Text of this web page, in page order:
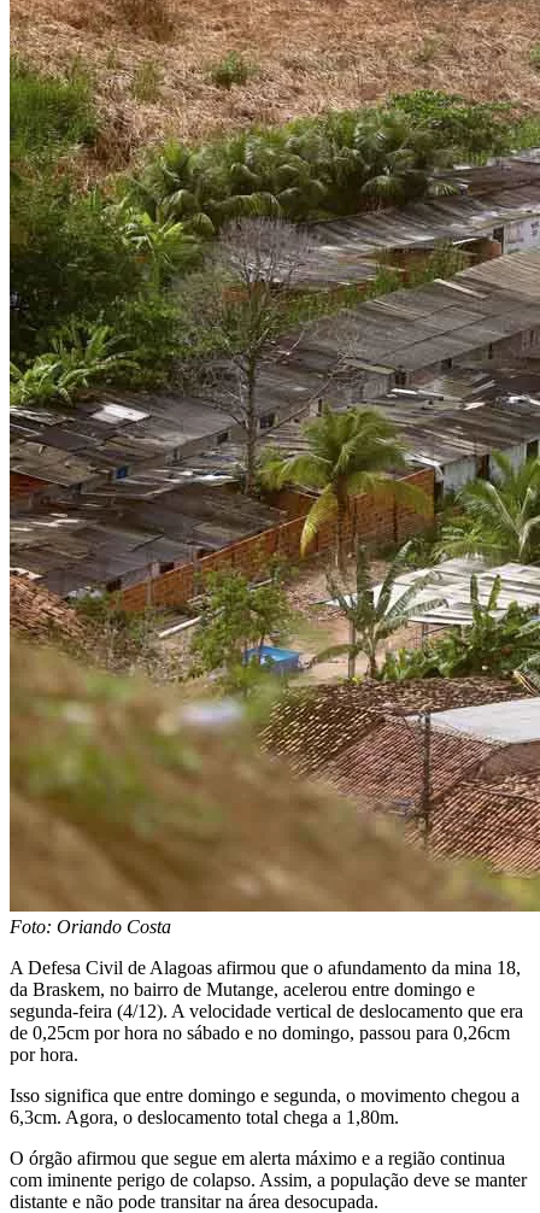
Foto: Oriando Costa
A Defesa Civil de Alagoas afirmou que o afundamento da mina 18,
da Braskem, no bairro de Mutange, acelerou entre domingo e
segunda-feira (4/12). A velocidade vertical de deslocamento que era
de 0,25cm por hora no sábado e no domingo, passou para 0,26cm
por hora.
Isso significa que entre domingo e segunda, o movimento chegou a
6,3cm. Agora, o deslocamento total chega a 1,80m.
O órgão afirmou que segue em alerta máximo e a região continua
com iminente perigo de colapso. Assim, a população deve se manter
distante e não pode transitar na área desocupada.